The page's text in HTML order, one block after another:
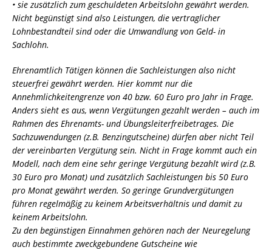
• sie zusätzlich zum geschuldeten Arbeitslohn gewährt werden.
Nicht begünstigt sindalso Leistungen, die vertraglicher
Lohnbestandteil sind oder die Umwandlung von Geld- in
Sachlohn.
Ehrenamtlich Tätigen können die Sachleistungen also nicht
steuerfrei gewährt werden. Hier kommt nur die
Annehmlichkeitengrenze von 40 bzw. 60 Euro pro Jahr in Frage.
Anders sieht es aus, wenn Vergütungen gezahlt werden – auch im
Rahmen des Ehrenamts- und Übungsleiterfreibetrages. Die
Sachzuwendungen (z.B. Benzingutscheine) dürfen aber nicht Teil
der vereinbarten Vergütung sein. Nicht in Frage kommt auch ein
Modell, nach dem eine sehr geringe Vergütung bezahlt wird (z.B.
30 Euro pro Monat) und zusätzlich Sachleistungen bis 50 Euro
pro Monat gewährt werden. So geringe Grundvergütungen
führen regelmäßig zu keinem Arbeitsverhältnis und damit zu
keinem Arbeitslohn.
Zu den begünstigen Einnahmen gehören nach der Neuregelung
auch bestimmte zweckgebundene Gutscheine wie